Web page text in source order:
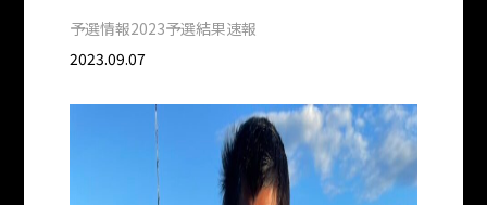
予選情報2023予選結果速報
2023.09.07